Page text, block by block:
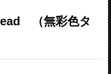
（無彩色タ